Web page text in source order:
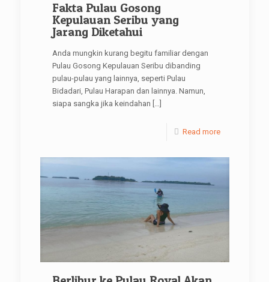
Fakta Pulau Gosong
Kepulauan Seribu yang
Jarang Diketahui
Anda mungkin kurang begitu familiar dengan
Pulau Gosong Kepulauan Seribu dibanding
pulau-pulau yang lainnya, seperti Pulau
Bidadari, Pulau Harapan dan lainnya. Namun,
siapa sangka jika keindahan […]
Read more